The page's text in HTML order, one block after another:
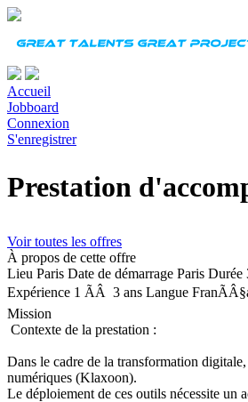
Accueil
Jobboard
Connexion
S'enregistrer
Prestation
Voir toutes les offres
À propos de cette offre
Lieu Paris Date de démarrage Paris Durée
Expérience 1 ÃÂ 3 ans Langue
Mission
Contexte de la prestation :
Dans le cadre de la transformation
numériques (Klaxoon).
Le déploiement de ces outils nécessite un